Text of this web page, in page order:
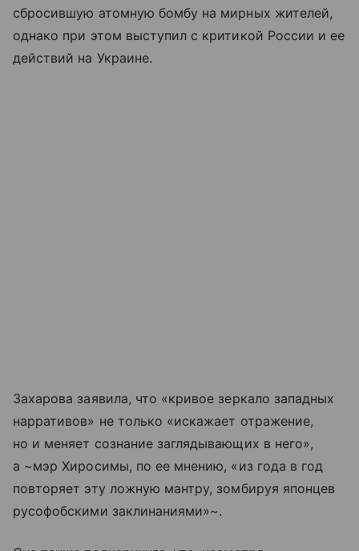
сбросившую атомную бомбу на мирных жителей,
однако при этом выступил с критикой России и ее
действий на Украине.
Захарова заявила, что «кривое зеркало западных
нарративов» не только «искажает отражение,
но и меняет сознание заглядывающих в него»,
а ~мэр Хиросимы, по ее мнению, «из года в год
повторяет эту ложную мантру, зомбируя японцев
русофобскими заклинаниями»~.